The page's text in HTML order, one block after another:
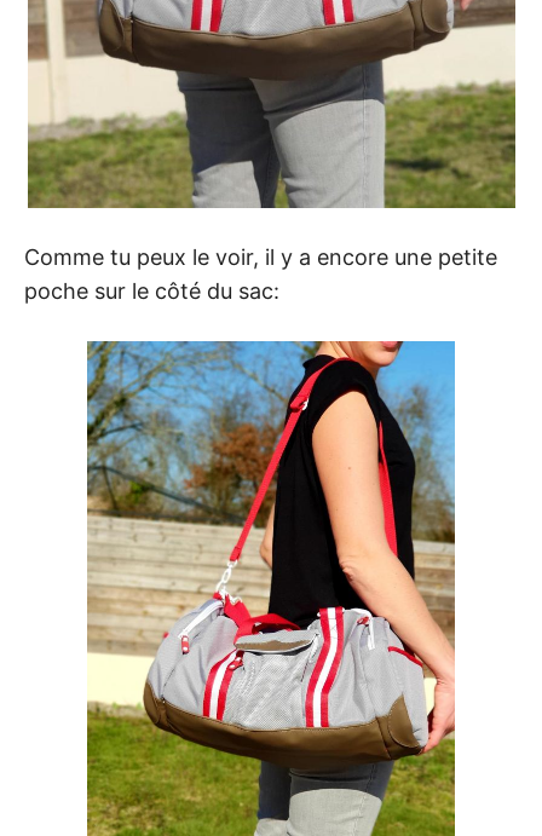
Comme tu peux le voir, il y a encore une petite
poche sur le côté du sac: